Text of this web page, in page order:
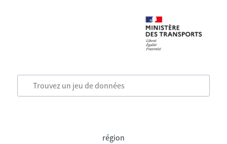
région